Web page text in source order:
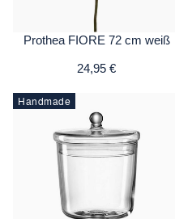
Prothea FIORE 72 cm weiß
24,95 €
Handmade